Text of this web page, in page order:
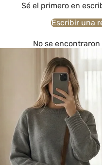
Sé el primero en
Escribir una
No se